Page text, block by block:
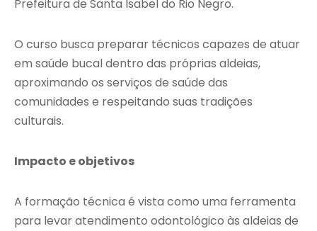
Prefeitura de Santa Isabel do Rio Negro.
O curso busca preparar técnicos capazes de atuar
em saúde bucal dentro das próprias aldeias,
aproximando os serviços de saúde das
comunidades e respeitando suas tradições
culturais.
Impacto e objetivos
A formação técnica é vista como uma ferramenta
para levar atendimento odontológico às aldeias de